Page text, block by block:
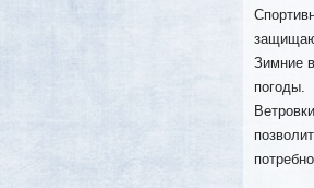
Зимние
погоды.